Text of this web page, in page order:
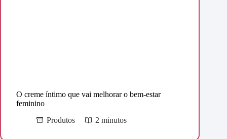
O creme íntimo que vai melhorar o bem-estar
feminino
Produtos
2 minutos